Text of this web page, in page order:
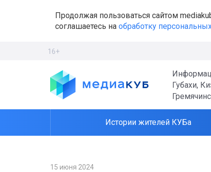
Продолжая пользоваться сайтом
соглашаетесь на обработку
16+
Губахи,
Истории жителей КУБа
15 июня 2024